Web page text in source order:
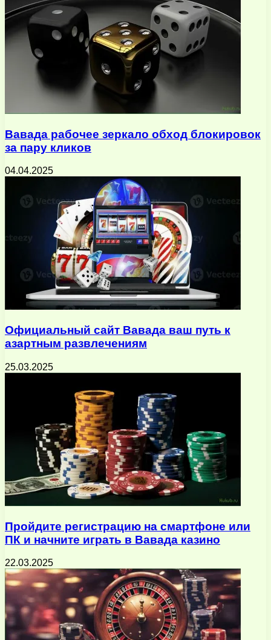
Вавада рабочее зеркало обход блокировок
за пару кликов
04.04.2025
Официальный сайт Вавада ваш путь к
азартным развлечениям
25.03.2025
Пройдите регистрацию на смартфоне или
ПК и начните играть в Вавада казино
22.03.2025